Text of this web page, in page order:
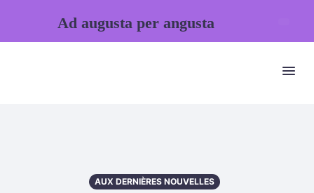
AUX DERNIÈRES NOUVELLES
Ad augusta per angusta